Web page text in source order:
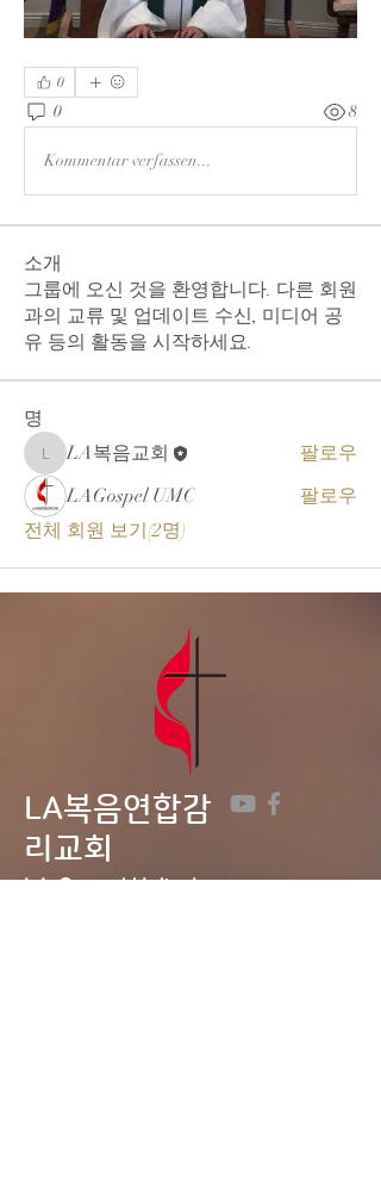
0
0 8
Kommentar verfassen...
소개
그룹에 오신 것을 환영합니다. 다른 회원
과의 교류 및 업데이트 수신, 미디어 공
유 등의 활동을 시작하세요.
명
LA복음교회
LA복음교회
팔로우
LAGospel UMC
팔로우
전체 회원 보기(2명)
LA복음연합감
리교회
LA Gospel United